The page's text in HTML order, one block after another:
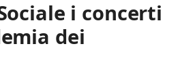
i concerti
dei